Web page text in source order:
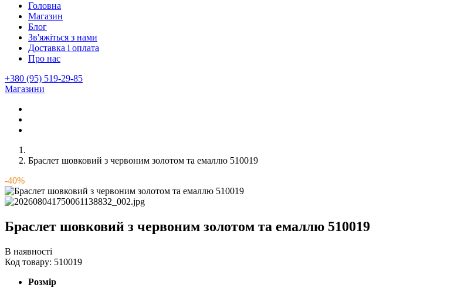
Головна
Магазин
Блог
Зв'яжіться з нами
Доставка і оплата
Про нас
+380 (95) 519-29-85
Магазини
Браслет шовковий з червоним золотом та емаллю 510019
-40%
Браслет шовковий з червоним золотом та емаллю 510019
В наявності
Код товару: 510019
Розмір